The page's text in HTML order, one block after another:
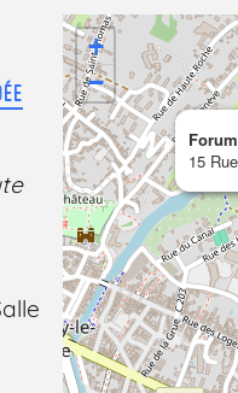
15
+
−